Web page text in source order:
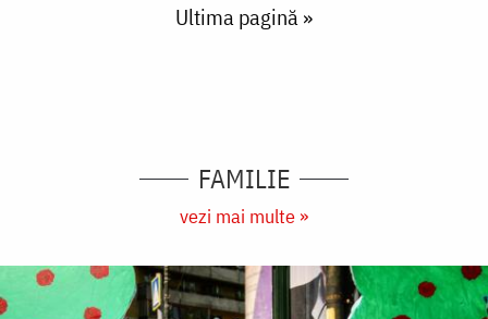
Last page
Ultima pagină »
FAMILIE
vezi mai multe »